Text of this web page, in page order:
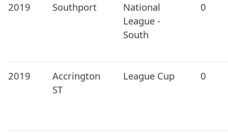
2019 Southport
National
League -
South
0
2019
Accrington
ST
League Cup 0